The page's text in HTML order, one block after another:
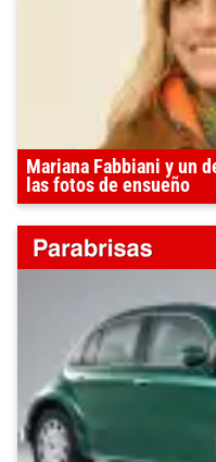
Mariana Fabbiani y un
las fotos de ensueño